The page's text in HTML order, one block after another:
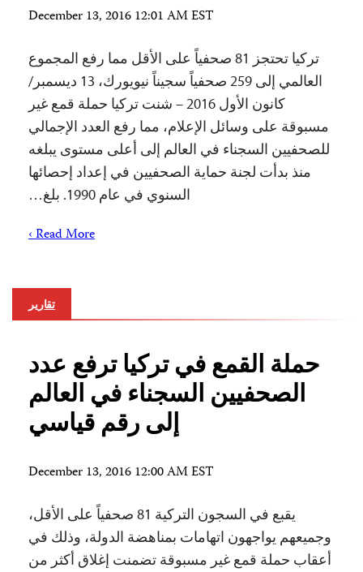
December 13, 2016 12:01 AM EST
تركيا تحتجز 81 صحفياً على الأقل مما رفع المجموع
العالمي إلى 259 صحفياً سجيناً نيويورك، 13 ديسمبر/
كانون الأول 2016 – شنت تركيا حملة قمع غير
مسبوقة على وسائل الإعلام، مما رفع العدد الإجمالي
للصحفيين السجناء في العالم إلى أعلى مستوى يبلغه
منذ بدأت لجنة حماية الصحفيين في إعداد إحصائها
السنوي في عام 1990. بلغ…
Read More ›
تقارير
حملة القمع في تركيا ترفع عدد
الصحفيين السجناء في العالم
إلى رقم قياسي
December 13, 2016 12:00 AM EST
يقبع في السجون التركية 81 صحفياً على الأقل،
وجميعهم يواجهون اتهامات بمناهضة الدولة، وذلك في
أعقاب حملة قمع غير مسبوقة تضمنت إغلاق أكثر من